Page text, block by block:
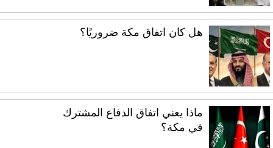
هل كان اتفاق مكة ضروريًا؟
ماذا يعني اتفاق الدفاع المشترك
في مكة؟